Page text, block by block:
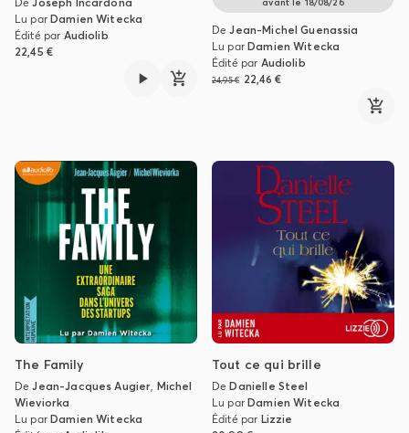
Lu parDamien Witecka
Édité par Audiolib
22,45 €
DeJean-Michel Guenassia
Lu parDamien Witecka
Édité par Audiolib
24,95 € 22,46 €
The Family
DeJean-Jacques Augier Michel
Wieviorka
Lu parDamien Witecka
Tout ce qui brille
DeDanielle Steel
Lu parDamien Witecka
Édité par Lizzie